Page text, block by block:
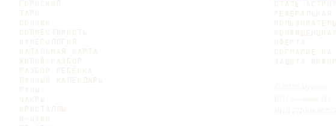
ГОРОСКОП
ТАРО
СОННИК
СОВМЕСТИМОСТЬ
НУМЕРОЛОГИЯ
НАТАЛЬНАЯ КАРТА
ЖИВОЙ РАЗБОР
РАЗБОР РЕБЁНКА
ЛУННЫЙ КАЛЕНДАРЬ
РУНЫ
ЧАКРЫ
КРИСТАЛЛЫ
И-ЦЗИН
СТАТЬ
РЕФЕРАЛЬНАЯ
ОФЕРТА
СОГЛАСИЕ
ЗАЩИТА